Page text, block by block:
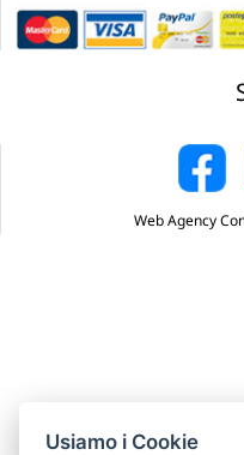
Web Agency
Usiamo i Cookie